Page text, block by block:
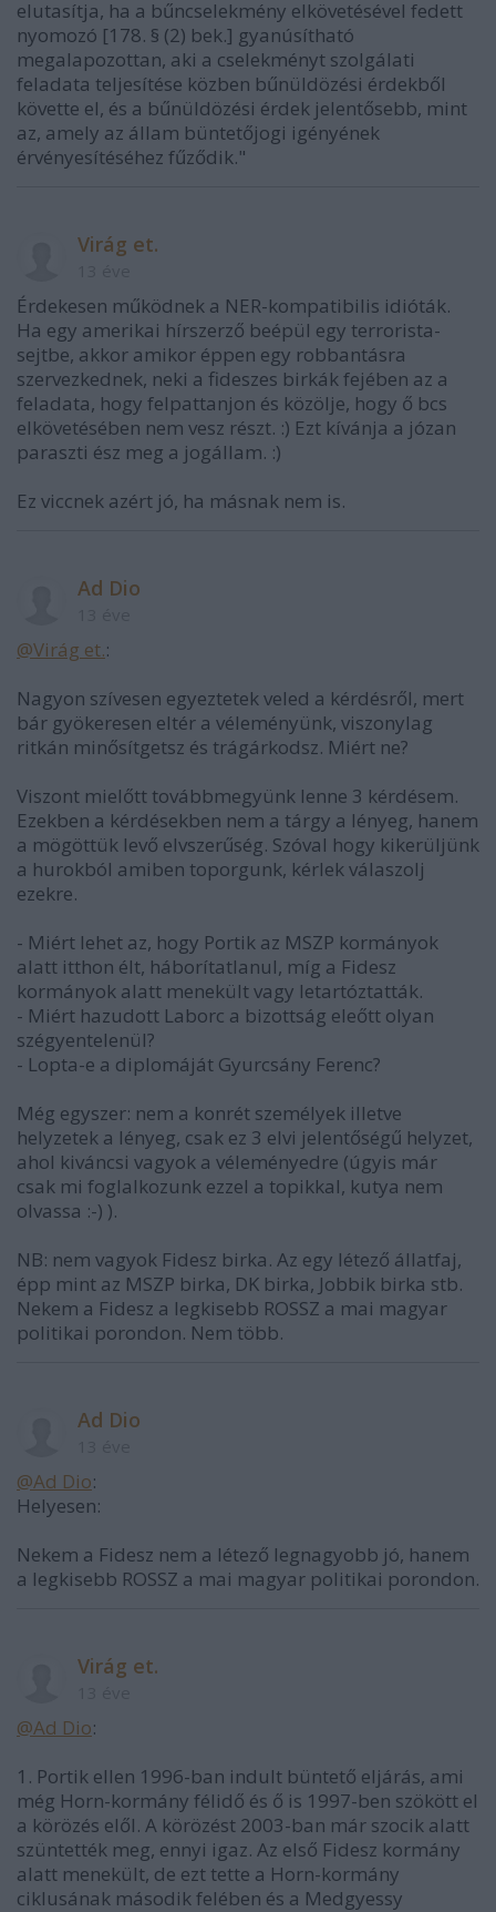
elutasítja, ha a bűncselekmény elkövetésével fedett
nyomozó [178. § (2) bek.] gyanúsítható
megalapozottan, aki a cselekményt szolgálati
feladata teljesítése közben bűnüldözési érdekből
követte el, és a bűnüldözési érdek jelentősebb, mint
az, amely az állam büntetőjogi igényének
érvényesítéséhez fűződik."
Virág et.
Érdekesen működnek a NER-kompatibilis idióták.
Ha egy amerikai hírszerző beépül egy terrorista-
sejtbe, akkor amikor éppen egy robbantásra
szervezkednek, neki a fideszes birkák fejében az a
feladata, hogy felpattanjon és közölje, hogy ő bcs
elkövetésében nem vesz részt. :) Ezt kívánja a józan
paraszti ész meg a jogállam. :)
Ez viccnek azért jó, ha másnak nem is.
Ad Dio
@Virág et.:
Nagyon szívesen egyeztetek veled a kérdésről, mert
bár gyökeresen eltér a véleményünk, viszonylag
ritkán minősítgetsz és trágárkodsz. Miért ne?
Viszont mielőtt továbbmegyünk lenne 3 kérdésem.
Ezekben a kérdésekben nem a tárgy a lényeg, hanem
a mögöttük levő elvszerűség. Szóval hogy kikerüljünk
a hurokból amiben toporgunk, kérlek válaszolj
ezekre.
- Miért lehet az, hogy Portik az MSZP kormányok
alatt itthon élt, háborítatlanul, míg a Fidesz
kormányok alatt menekült vagy letartóztatták.
- Miért hazudott Laborc a bizottság eleőtt olyan
szégyentelenül?
- Lopta-e a diplomáját Gyurcsány Ferenc?
Még egyszer: nem a konrét személyek illetve
helyzetek a lényeg, csak ez 3 elvi jelentőségű helyzet,
ahol kiváncsi vagyok a véleményedre (úgyis már
csak mi foglalkozunk ezzel a topikkal, kutya nem
olvassa :-) ).
NB: nem vagyok Fidesz birka. Az egy létező állatfaj,
épp mint az MSZP birka, DK birka, Jobbik birka stb.
Nekem a Fidesz a legkisebb ROSSZ a mai magyar
politikai porondon. Nem több.
Ad Dio
@Ad Dio:
Helyesen:
Nekem a Fidesz nem a létező legnagyobb jó, hanem
a legkisebb ROSSZ a mai magyar politikai porondon.
Virág et.
@Ad Dio:
1. Portik ellen 1996-ban indult büntető eljárás, ami
még Horn-kormány félidő és ő is 1997-ben szökött el
a körözés elől. A körözést 2003-ban már szocik alatt
szüntették meg, ennyi igaz. Az első Fidesz kormány
alatt menekült, de ezt tette a Horn-kormány
ciklusának második felében és a Medgyessy